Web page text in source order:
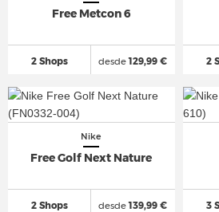
Free Metcon 6
2 Shops desde129,99 € 2
Nike
Free Golf Next Nature
2 Shops desde139,99 € 3